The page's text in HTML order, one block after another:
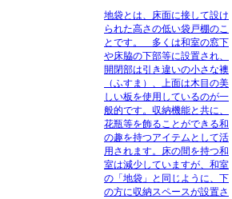
地袋とは、床面に接して設け
られた高さの低い袋戸棚のこ
とです。
多くは和室の窓下
や床脇の下部等に設置され、
開閉部は引き違いの小さな襖
（ふすま）、上面は木目の美
しい板を使用しているのが一
般的です。収納機能と共に、
花瓶等を飾ることができる和
の趣を持つアイテムとして活
用されます。床の間を持つ和
室は減少していますが、和室
の「地袋」と同じように、下
の方に収納スペースが設置さ